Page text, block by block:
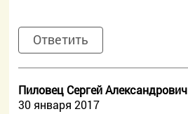
Ответить
Пиловец Сергей Александрович
30 января 2017